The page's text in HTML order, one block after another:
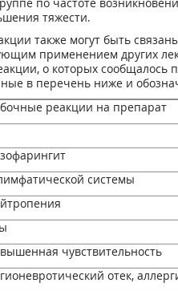
тяжести.
также могут быть
применением других
о которых сообщалось
в перечень ниже и
реакции на препарат
системы
чувствительность
отек,